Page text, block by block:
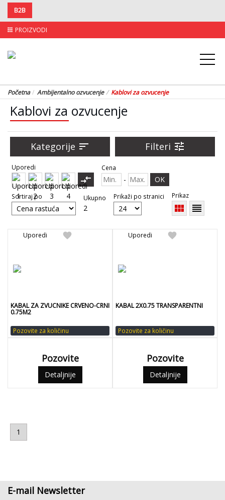
B2B
apps PROIZVODI
Početna Ambijentalno ozvucenje Kablovi za ozvucenje
Kablovi za ozvucenje
Kategorije sort Filteri tune
Uporedi
compare_arrows
Cena
- OK
Sortiraj po Ukupno
2
Prikaži po stranici Prikaz
view_module reorder
favorite
Uporedi
KABAL ZA ZVUCNIKE CRVENO-CRNI
0.75M2
Pozovite za količinu
Pozovite
Detaljnije
favorite
Uporedi
KABAL 2X0.75 TRANSPARENTNI
Pozovite za količinu
Pozovite
Detaljnije
1
E-mail Newsletter